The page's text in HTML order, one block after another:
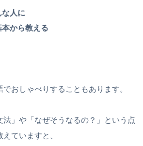
な人に
から教える
おしゃべりすることもあります。
法」や「なぜそうなるの？」という点
ていますと、